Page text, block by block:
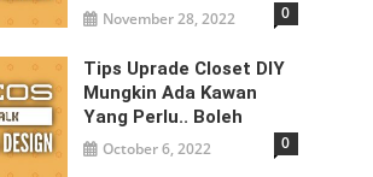
November 28, 2022 0
Tips Uprade Closet DIY
Mungkin Ada Kawan
Yang Perlu.. Boleh
October 6, 2022 0